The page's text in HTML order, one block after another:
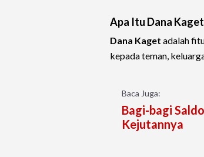
Apa Itu Dana
Dana Kaget adalah
kepada teman,
Baca Juga:
Bagi-bagi
Kejutannya